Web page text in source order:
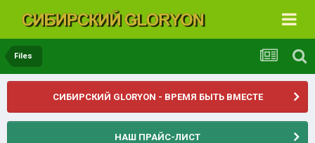
Files
СИБИРСКИЙ GLORYON - ВРЕМЯ БЫТЬ ВМЕСТЕ
НАШ ПРАЙС-ЛИСТ